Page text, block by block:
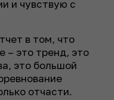
и чувствую с
в том, что
– это тренд, это
это большой
отчасти.